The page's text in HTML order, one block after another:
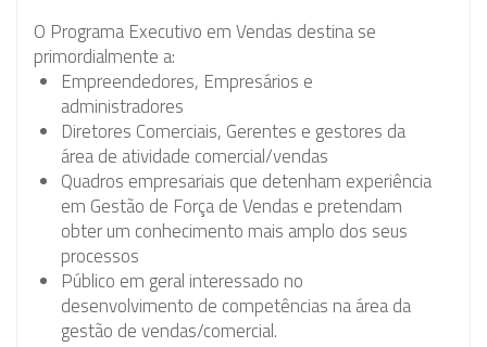
O Programa Executivo em Vendas destina se
primordialmente a:
Empreendedores, Empresários e
administradores
Diretores Comerciais, Gerentes e gestores da
área de atividade comercial/vendas
Quadros empresariais que detenham experiência
em Gestão de Força de Vendas e pretendam
obter um conhecimento mais amplo dos seus
processos
Público em geral interessado no
desenvolvimento de competências na área da
gestão de vendas/comercial.